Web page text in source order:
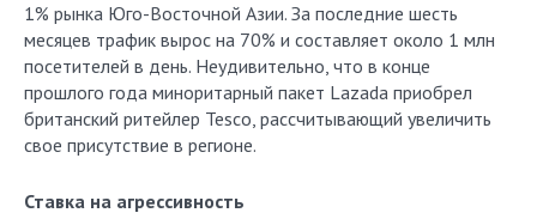
1% рынка Юго-Восточной Азии. За последние шесть
месяцев трафик вырос на 70% и составляет около 1 млн
посетителей в день. Неудивительно, что в конце
прошлого года миноритарный пакет Lazada приобрел
британский ритейлер Tesco, рассчитывающий увеличить
свое присутствие в регионе.
Ставка на агрессивность